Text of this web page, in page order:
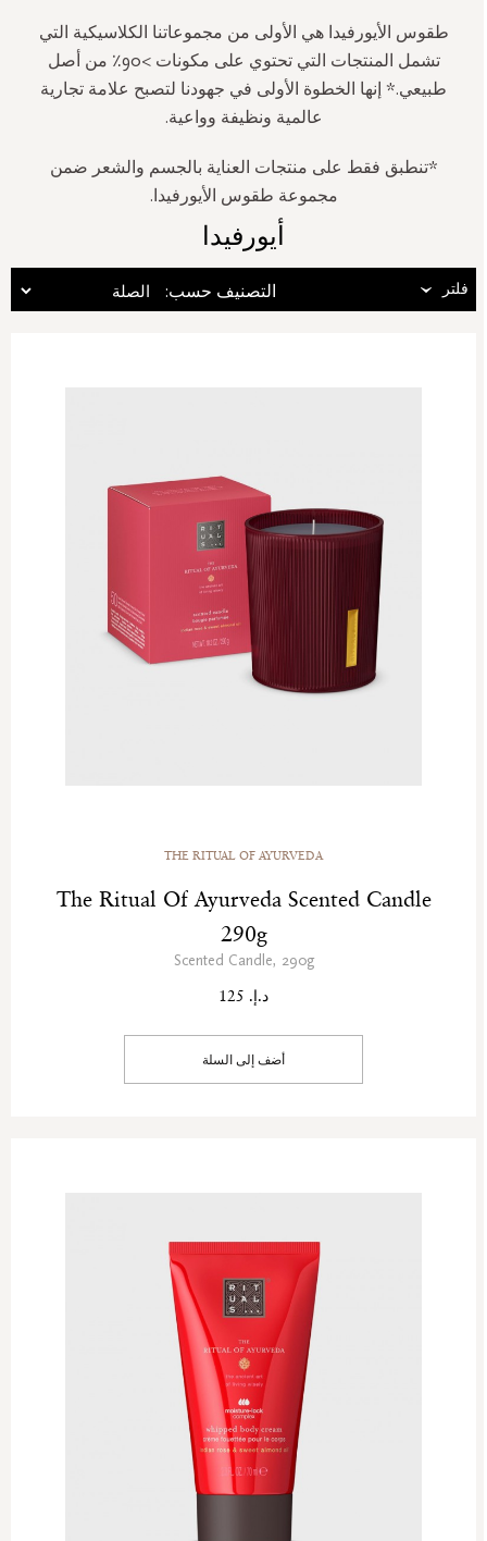
طقوس الأيورفيدا هي الأولى من مجموعاتنا الكلاسيكية التي
تشمل المنتجات التي تحتوي على مكونات >90٪ من أصل
طبيعي.* إنها الخطوة الأولى في جهودنا لتصبح علامة تجارية
عالمية ونظيفة وواعية.
*تنطبق فقط على منتجات العناية بالجسم والشعر ضمن
مجموعة طقوس الأيورفيدا.
أيورفيدا
فلتر :التصنيف حسب
THE RITUAL OF AYURVEDA
The Ritual Of Ayurveda Scented Candle
290g
Scented Candle, 290g
د.إ. 125
أضف إلى السلة